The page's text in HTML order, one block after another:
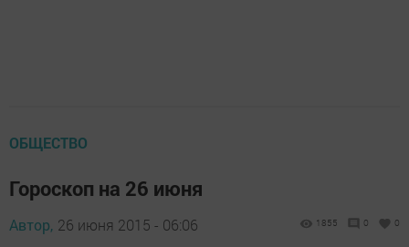
ОБЩЕСТВО
Гороскоп на 26 июня
Автор, 26 июня 2015 - 06:06 1855 0 0